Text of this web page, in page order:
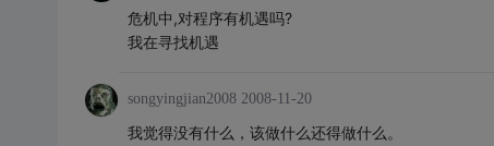
危机中,对程序有机遇吗?
我在寻找机遇
songyingjian2008 2008-11-20
我觉得没有什么，该做什么还得做什么。